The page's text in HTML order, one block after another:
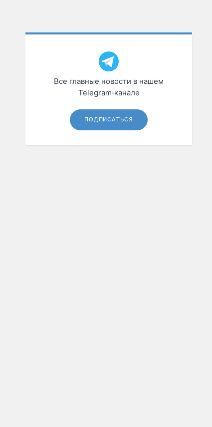
Все главные новости в нашем
Telegram‑канале
ПОДПИСАТЬСЯ